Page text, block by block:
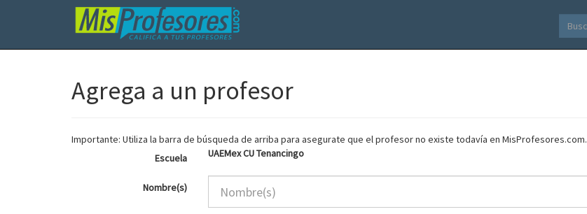
Agrega a un profesor
Importante: Utiliza la barra de búsqueda de arriba para asegurate que el profesor no existe todavía en MisProfesores.com.
Escuela
UAEMex CU Tenancingo
Nombre(s)